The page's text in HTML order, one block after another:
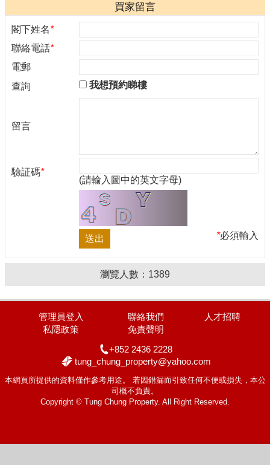
買家留言
閣下姓名*
聯絡電話*
電郵
查詢
我想預約睇樓
留言
驗証碼*
(請輸入圖中的英文字母)
*必須輸入
瀏覽人數： 1389
管理員登入 聯絡我們
人才招聘
私隱政策
免責聲明
+852 2436 2228
tung_chung_property@yahoo.com
本網頁所提供的資料僅作參考用途。 若因錯漏而引致任何不便或損失，本公
司概不負責。
Copyright © Tung Chung Property. All Right Reserved.